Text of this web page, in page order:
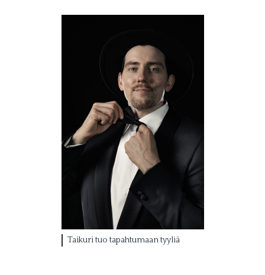
Taikuri tuo tapahtumaan tyyliä